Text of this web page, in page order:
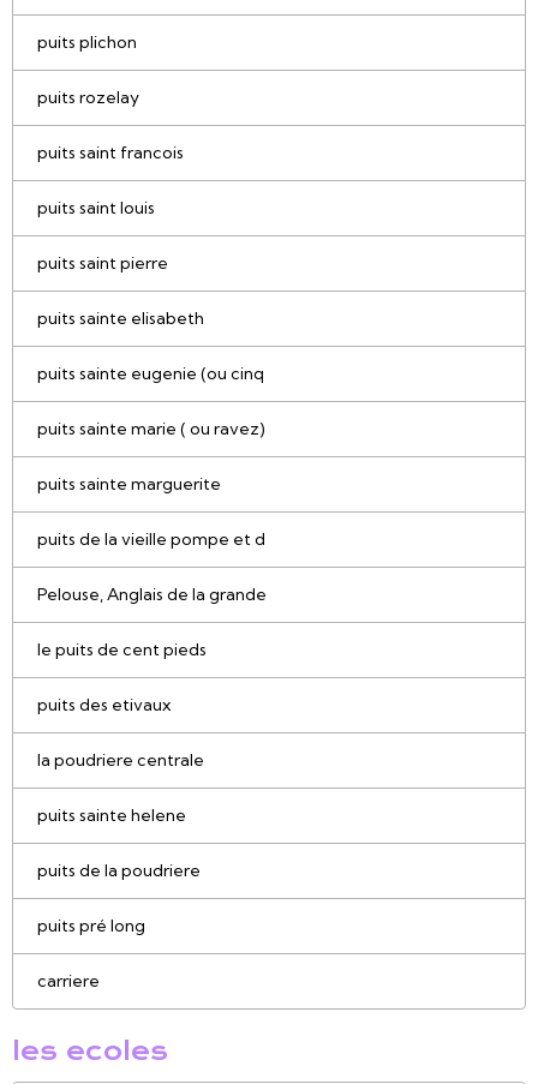
puits plichon
puits rozelay
puits saint francois
puits saint louis
puits saint pierre
puits sainte elisabeth
puits sainte eugenie (ou cinq
puits sainte marie ( ou ravez)
puits sainte marguerite
puits de la vieille pompe et d
Pelouse, Anglais de la grande
le puits de cent pieds
puits des etivaux
la poudriere centrale
puits sainte helene
puits de la poudriere
puits pré long
carriere
les ecoles